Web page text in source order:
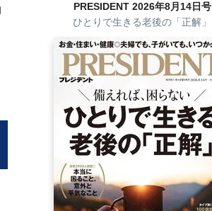
PRESIDENT 2026年8月14日号
ひとりで生きる老後の「正解」